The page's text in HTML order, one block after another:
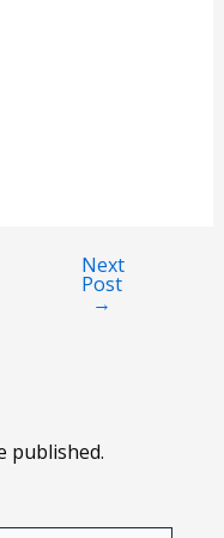
Next
Post
→
published.